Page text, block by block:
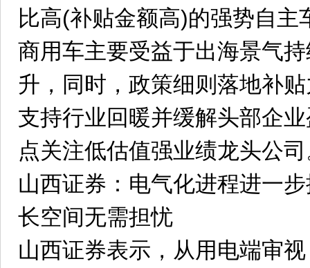
比高(补贴金额高)的强势自
商用车主要受益于出海景气
升，同时，政策细则落地补
支持行业回暖并缓解头部企
点关注低估值强业绩龙头公
山西证券：电气化进程进一
长空间无需担忧
山西证券表示，从用电端审